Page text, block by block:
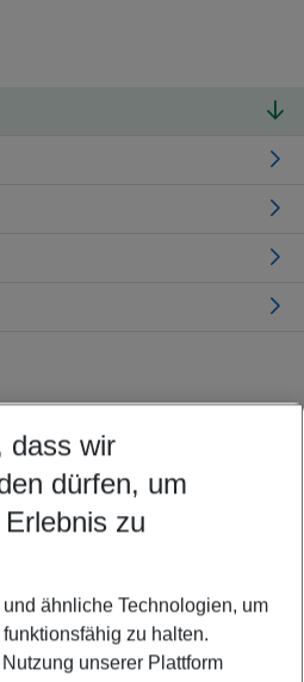
Ihren Wünschen
5-8 Nächte
Kinder
anzeigen
dass wir
dürfen, um
zu
ähnliche Technologien, um
zu halten.
unserer Plattform